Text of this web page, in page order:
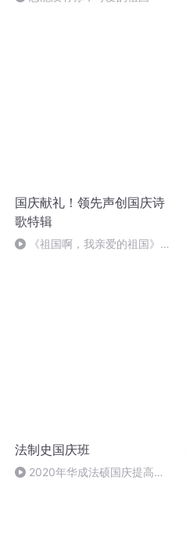
国庆献礼！领先声创国庆诗
歌特辑
《祖国啊，我亲爱的祖国》温
法制史国庆班
2020年华成法硕国庆提高班